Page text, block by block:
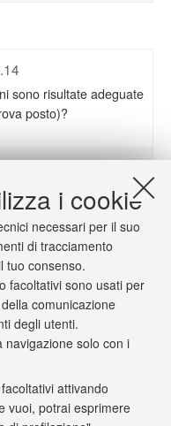
i cookie
necessari per il suo
di tracciamento
tuo consenso.
facoltativi sono usati per
comunicazione
degli utenti.
navigazione solo con i
attivando
vuoi, potrai esprimere
sono risultate adeguate
posto)?
previsti nel periodo
modo tale da consentire
individuale adeguate?